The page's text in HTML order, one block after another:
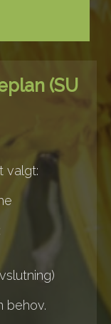
(SU
valgt:
behov.